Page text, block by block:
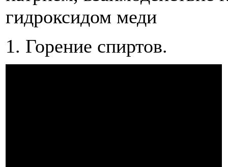
гидроксидом меди
1. Горение спиртов.